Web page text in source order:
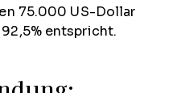
75.000 US-Dollar
92,5% entspricht.